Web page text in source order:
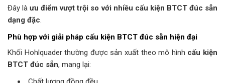
Đây làưu điểm vượt trội so với nhiều cấu kiện BTCT đúc sẵn
dạng đặc.
Phù hợp với giải pháp cấu kiện BTCT đúc sẵn hiện đại
Khối Hohlquader thường được sản xuất theo mô hình cấu kiện
BTCT đúc sẵn, mang lại: